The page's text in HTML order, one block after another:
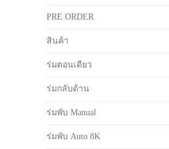
PRE ORDER
สินค้า
ร่มตอนเดียว
ร่มกลับด้าน
ร่มพับ Manual
ร่มพับ Auto 8K